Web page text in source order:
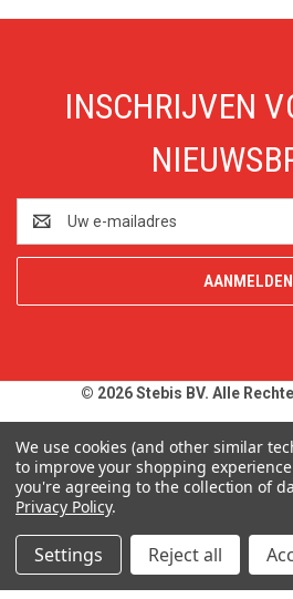
INSCHRIJVEN
mailadres
© 2026 Stebis BV. Alle
Alle prijzen en specificaties zijn onder
zolang de voorraad strekt.
afwijken van de werkelijkheid. Op
leveringen zijn onze
toepassing. Wij wijzen u
Typefouten alsmede prijswijzigingen
We use cookies (and other similar
to improve your shopping
you're agreeing to the collection of
Privacy Policy.
Settings Reject all